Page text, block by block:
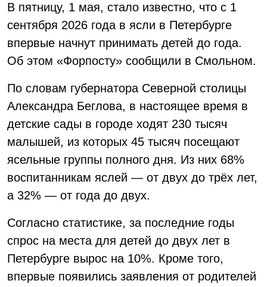
В пятницу, 1 мая, стало известно, что с 1
сентября 2026 года в ясли в Петербурге
впервые начнут принимать детей до года.
Об этом «Форпосту» сообщили в Смольном.
По словам губернатора Северной столицы
Александра Беглова, в настоящее время в
детские сады в городе ходят 230 тысяч
малышей, из которых 45 тысяч посещают
ясельные группы полного дня. Из них 68%
воспитанникам яслей — от двух до трёх лет,
а 32% — от года до двух.
Согласно статистике, за последние годы
спрос на места для детей до двух лет в
Петербурге вырос на 10%. Кроме того,
впервые появились заявления от родителей